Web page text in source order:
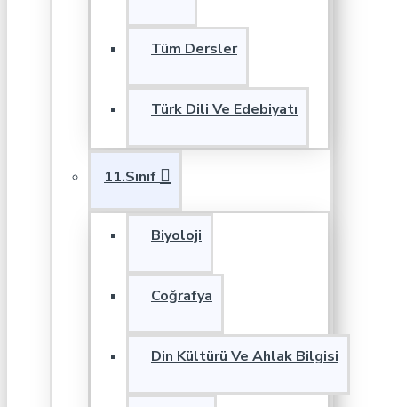
Tüm Dersler
Türk Dili Ve Edebiyatı
11.Sınıf
Biyoloji
Coğrafya
Din Kültürü Ve Ahlak Bilgisi